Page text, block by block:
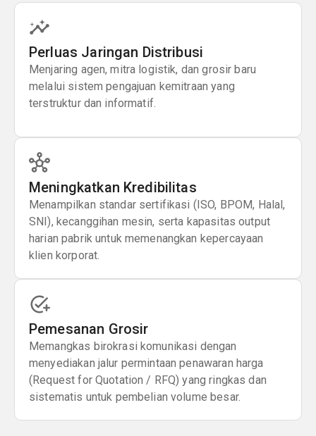
Perluas Jaringan Distribusi
Menjaring agen, mitra logistik, dan grosir baru
melalui sistem pengajuan kemitraan yang
terstruktur dan informatif.
Meningkatkan Kredibilitas
Menampilkan standar sertifikasi (ISO, BPOM, Halal,
SNI), kecanggihan mesin, serta kapasitas output
harian pabrik untuk memenangkan kepercayaan
klien korporat.
Pemesanan Grosir
Memangkas birokrasi komunikasi dengan
menyediakan jalur permintaan penawaran harga
(Request for Quotation / RFQ) yang ringkas dan
sistematis untuk pembelian volume besar.